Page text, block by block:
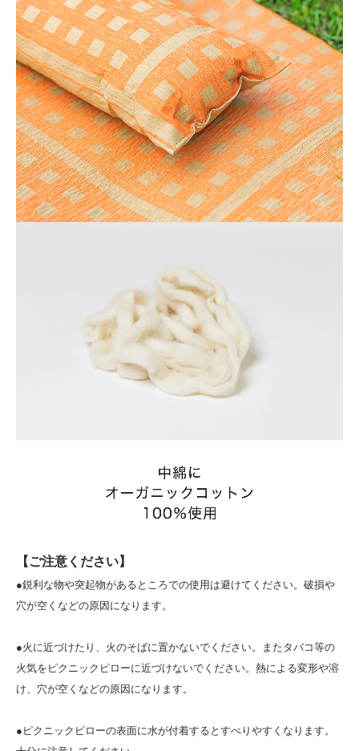
【ご注意ください】
●鋭利な物や突起物があるところでの使用は避けてください。破損や
穴が空くなどの原因になります。
●火に近づけたり、火のそばに置かないでください。またタバコ等の
火気をピクニックピローに近づけないでください。熱による変形や溶
け、穴が空くなどの原因になります。
●ピクニックピローの表面に水が付着するとすべりやすくなります。